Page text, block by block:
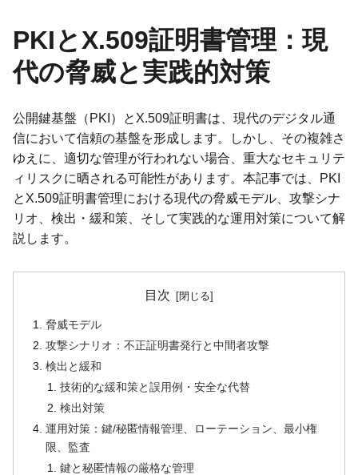
PKIとX.509証明書管理：現
代の脅威と実践的対策
公開鍵基盤（PKI）とX.509証明書は、現代のデジタル通
信において信頼の基盤を形成します。しかし、その複雑さ
ゆえに、適切な管理が行われない場合、重大なセキュリテ
ィリスクに晒される可能性があります。本記事では、PKI
とX.509証明書管理における現代の脅威モデル、攻撃シナ
リオ、検出・緩和策、そして実践的な運用対策について解
説します。
目次
脅威モデル
攻撃シナリオ：不正証明書発行と中間者攻撃
検出と緩和
技術的な緩和策と誤用例・安全な代替
検出対策
運用対策：鍵/秘匿情報管理、ローテーション、最小権
限、監査
鍵と秘匿情報の厳格な管理